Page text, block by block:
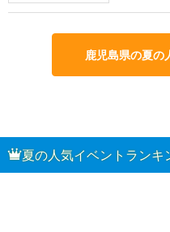
鹿児島県の夏の
夏の人気イベントランキ